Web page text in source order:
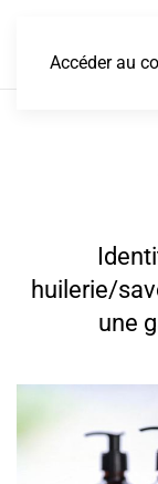
Accéder au
huilerie/
une